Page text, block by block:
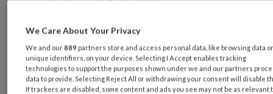
worden ingezet bij chronisch
met traumaverwerking kan worden begonnen,
maar bij wie de aandacht eerst uit naar
onderlinge relaties moet. Bij deze kinderen is
vaak sprake van sterke vermijding, ontregeling
We Care About Your Privacy
We and our889 partners store and access personal data, like browsing data
unique identifiers, on your device. Selecting I Accept enables tracking
technologies to support the purposes shown under we and our partners
data to provide. Selecting Reject All or withdrawing your consent will disable
If trackers are disabled, some content and ads you see may not be as relevant